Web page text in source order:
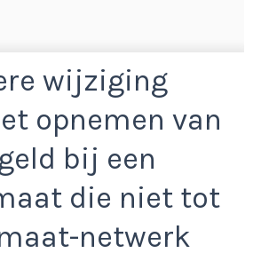
wijziging
opnemen van
bij een
die niet tot
netwerk